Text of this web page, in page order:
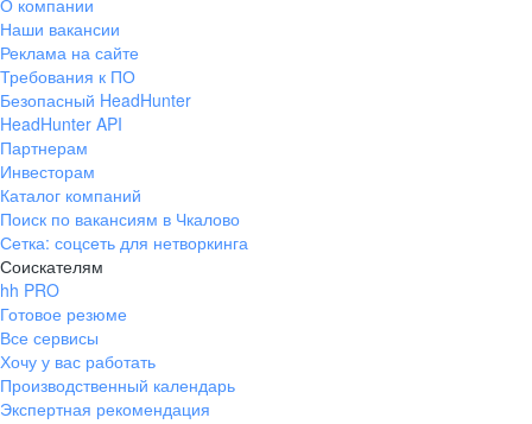
О компании
Наши вакансии
Реклама на сайте
Требования к ПО
Безопасный HeadHunter
HeadHunter API
Партнерам
Инвесторам
Каталог компаний
Поиск по вакансиям в Чкалово
Сетка: соцсеть для нетворкинга
Соискателям
hh PRO
Готовое резюме
Все сервисы
Хочу у вас работать
Производственный календарь
Экспертная рекомендация